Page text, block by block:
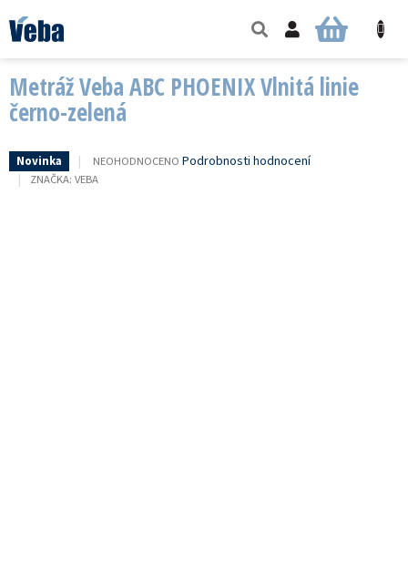
na
obsah
NÁKUPNÍ
Metráž Veba ABC PHOENIX Vlnitá linie
černo-zelená
Novinka
PRŮMĚRNÉ
HODNOCENÍ
NEOHODNOCENO Podrobnosti hodnocení
ZNAČKA: VEBA